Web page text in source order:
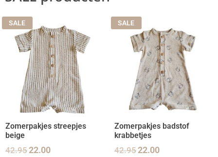
SALE
Zomerpakjes streepjes
beige
42.9522.00
SALE
Zomerpakjes badstof
krabbetjes
42.9522.00